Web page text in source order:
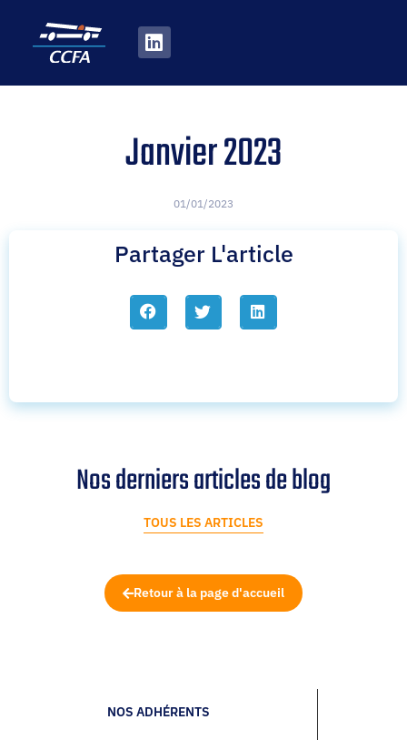
Janvier 2023
01/01/2023
Partager L'article
Nos derniers articles de blog
TOUS LES ARTICLES
Retour à la page d'accueil
NOS ADHÉRENTS